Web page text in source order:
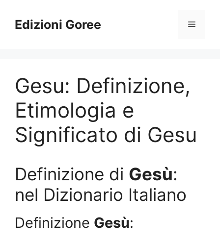
contenuto
Edizioni Goree Menu
Gesu: Definizione,
Etimologia e
Significato di Gesu
Definizione di Gesù:
nel Dizionario Italiano
Definizione Gesù: